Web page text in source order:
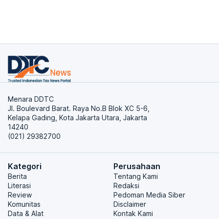
Menara DDTC
Jl. Boulevard Barat. Raya No.B Blok XC 5-6,
Kelapa Gading, Kota Jakarta Utara, Jakarta
14240
(021) 29382700
Kategori
Berita
Literasi
Review
Komunitas
Data & Alat
Perusahaan
Tentang Kami
Redaksi
Pedoman Media Siber
Disclaimer
Kontak Kami